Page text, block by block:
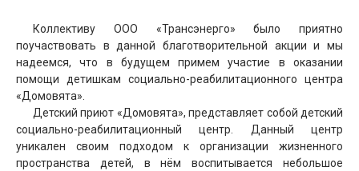
Коллективу ООО «Трансэнерго» было приятно
поучаствовать в данной благотворительной акции и мы
надеемся, что в будущем примем участие в оказании
помощи детишкам социально-реабилитационного центра
«Домовята».
Детский приют «Домовята», представляет собой детский
социально-реабилитационный центр. Данный центр
уникален своим подходом к организации жизненного
пространства детей, в нём воспитывается небольшое